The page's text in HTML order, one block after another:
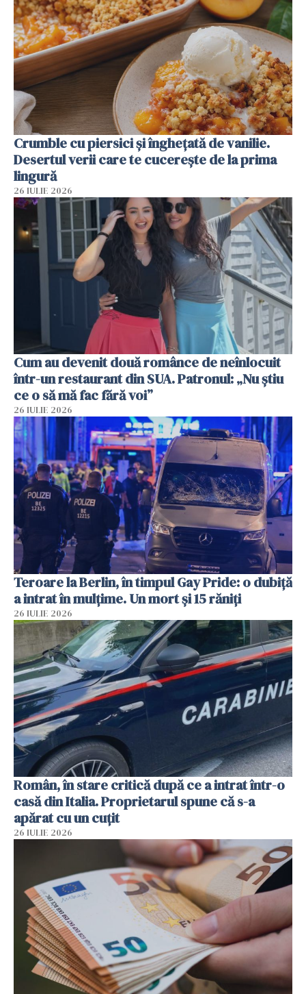
Crumble cu piersici și înghețată de vanilie.
Desertul verii care te cucerește de la prima
lingură
26 IULIE 2026
Cum au devenit două românce de neînlocuit
într-un restaurant din SUA. Patronul: „Nu știu
ce o să mă fac fără voi”
26 IULIE 2026
Teroare la Berlin, în timpul Gay Pride: o dubiță
a intrat în mulțime. Un mort și 15 răniți
26 IULIE 2026
Român, în stare critică după ce a intrat într-o
casă din Italia. Proprietarul spune că s-a
apărat cu un cuțit
26 IULIE 2026